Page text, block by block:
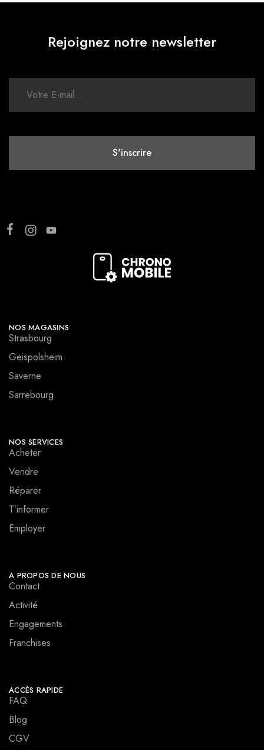
Rejoignez notre newsletter
NOS MAGASINS
Strasbourg
Geispolsheim
Saverne
Sarrebourg
NOS SERVICES
Acheter
Vendre
Réparer
T’informer
Employer
A PROPOS DE NOUS
Contact
Activité
Engagements
Franchises
ACCÈS RAPIDE
FAQ
Blog
CGV